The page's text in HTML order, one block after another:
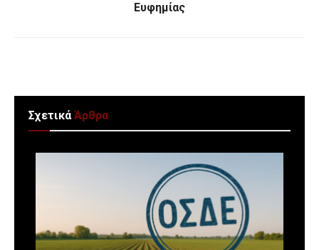
Ευφημίας
ΣχετικάΆρθρα